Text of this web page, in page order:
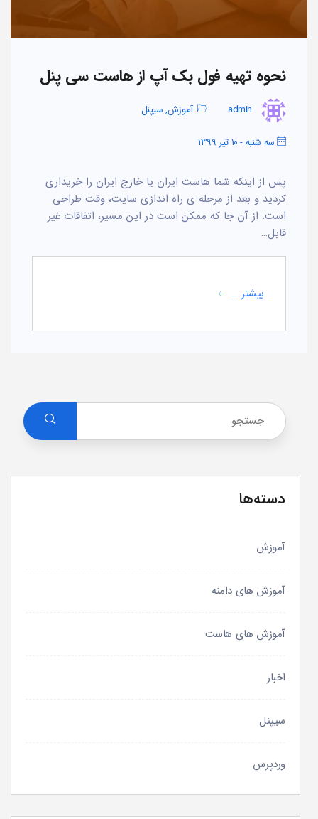
نحوه تهیه فول بک آپ از هاست سی پنل
admin آموزش,سیپنل
سه شنبه - 10 تیر 1399
پس از اینکه شما هاست ایران یا خارج ایران را خریداری
کردید و بعد از مرحله ی راه اندازی سایت، وقت طراحی
است. از آن جا که ممکن است در این مسیر، اتفاقات غیر
قابل…
بیشتر ...
دسته‌ها
آموزش
آموزش های دامنه
آموزش های هاست
اخبار
سیپنل
وردپرس